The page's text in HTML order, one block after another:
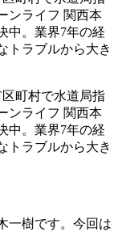
ンライフ 関西本
中。業界7年の経
トラブルから大き
町村で水道局指
ンライフ 関西本
中。業界7年の経
トラブルから大き
一樹です。今回は